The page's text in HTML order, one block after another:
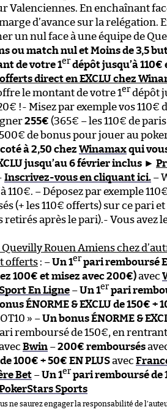
Valenciennes. En enchaînant
d’avance sur la relégation.
un nul face à une équipe de
ou match nul et Moins de 3,5
de votre 1er dépôt jusqu’à 110€
direct en EXCLU chez
le montant de votre 1er dépôt
!- Misez par exemple vos 110€
255€ (365€ – les 110€ de
de bonus pour jouer au
à 2,50 chez Winamaxqui
jusqu’au 6 février inclus ►
Inscrivez-vous en cliquant ici. –
110€. – Déposez par exemple
(+ les 110€ offerts) sur ce pari
retirés après le pari).- Vous avez
Rouen Amiens chez
offerts : –Un 1er pari remboursé
100€ et misez avec 200€)avec
En Ligne –Un 1er pari
ÉNORME & EXCLU de 150€ +
» –Un bonus ÉNORME &
remboursé de 150€, en rentrant
Bwin –200€ remboursés
100€ + 50€ EN PLUSavec
Bet –Un 1er pari remboursé de
Sports
ne saurez engager la responsabilité de